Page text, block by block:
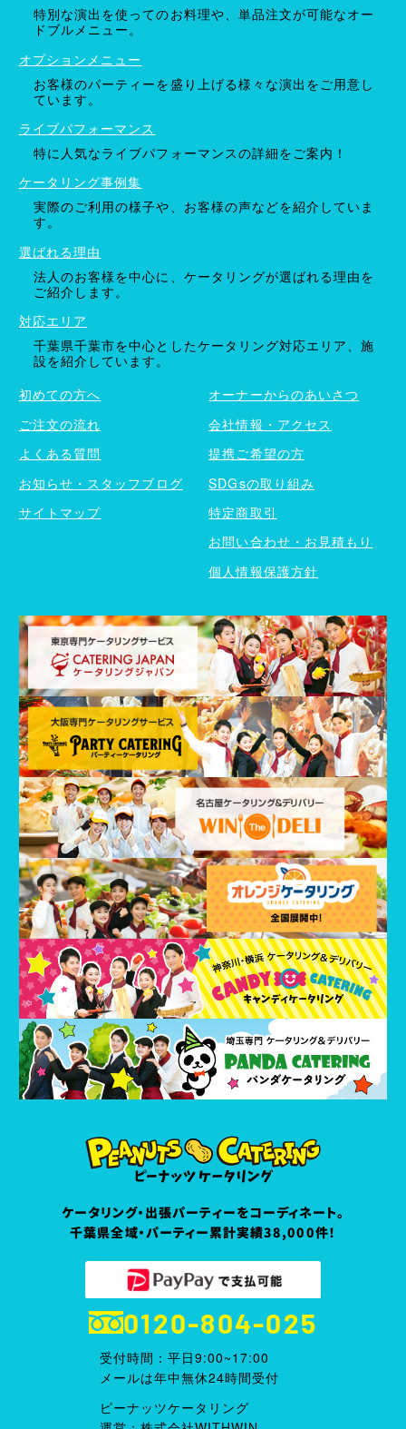
ケータリング・出張パーティーをコーディネート。
千葉県全域・パーティー累計実績38,000件！
0120-804-025
受付時間：平日9:00~17:00
メールは年中無休24時間受付
ピーナッツケータリング
特別な演出を使ってのお料理や、単品注文が可能なオー
ドブルメニュー。
オプションメニュー
お客様のパーティーを盛り上げる様々な演出をご用意し
ています。
ライブパフォーマンス
特に人気なライブパフォーマンスの詳細をご案内！
ケータリング事例集
実際のご利用の様子や、お客様の声などを紹介していま
す。
選ばれる理由
法人のお客様を中心に、ケータリングが選ばれる理由を
ご紹介します。
対応エリア
千葉県千葉市を中心としたケータリング対応エリア、施
設を紹介しています。
初めての方へ
ご注文の流れ
よくある質問
お知らせ・スタッフブログ
サイトマップ
オーナーからのあいさつ
会社情報・アクセス
提携ご希望の方
SDGsの取り組み
特定商取引
お問い合わせ・お見積もり
個人情報保護方針